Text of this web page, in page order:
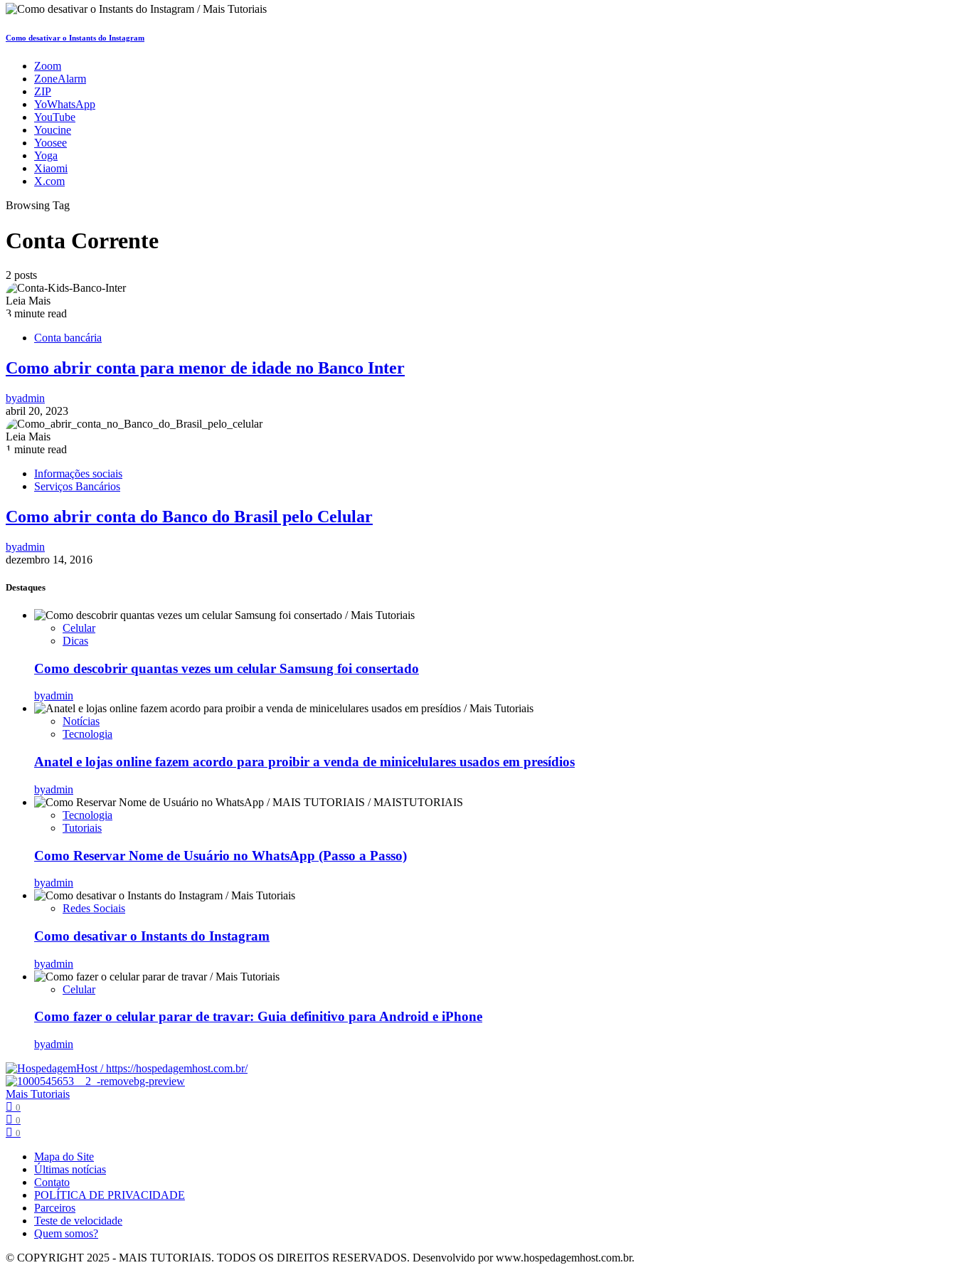
Como desativar o Instants do Instagram
Zoom
ZoneAlarm
ZIP
YoWhatsApp
YouTube
Youcine
Yoosee
Yoga
Xiaomi
X.com
Browsing Tag
Conta Corrente
2 posts
Leia Mais
3 minute read
Conta bancária
Como abrir conta para menor de idade no Banco Inter
byadmin
abril 20, 2023
Leia Mais
1 minute read
Informações sociais
Serviços Bancários
Como abrir conta do Banco do Brasil pelo Celular
byadmin
dezembro 14, 2016
Destaques
Celular
Dicas
Como descobrir quantas vezes um celular Samsung foi consertado
byadmin
Notícias
Tecnologia
Anatel e lojas online fazem acordo para proibir a venda de minicelulares usados em presídios
byadmin
Tecnologia
Tutoriais
Como Reservar Nome de Usuário no WhatsApp (Passo a Passo)
byadmin
Redes Sociais
Como desativar o Instants do Instagram
byadmin
Celular
Como fazer o celular parar de travar: Guia definitivo para Android e iPhone
byadmin
Mais Tutoriais
0
0
0
Mapa do Site
Últimas notícias
Contato
POLÍTICA DE PRIVACIDADE
Parceiros
Teste de velocidade
Quem somos?
© COPYRIGHT 2025 - MAIS TUTORIAIS. TODOS OS DIREITOS RESERVADOS. Desenvolvido por www.hospedagemhost.com.br.